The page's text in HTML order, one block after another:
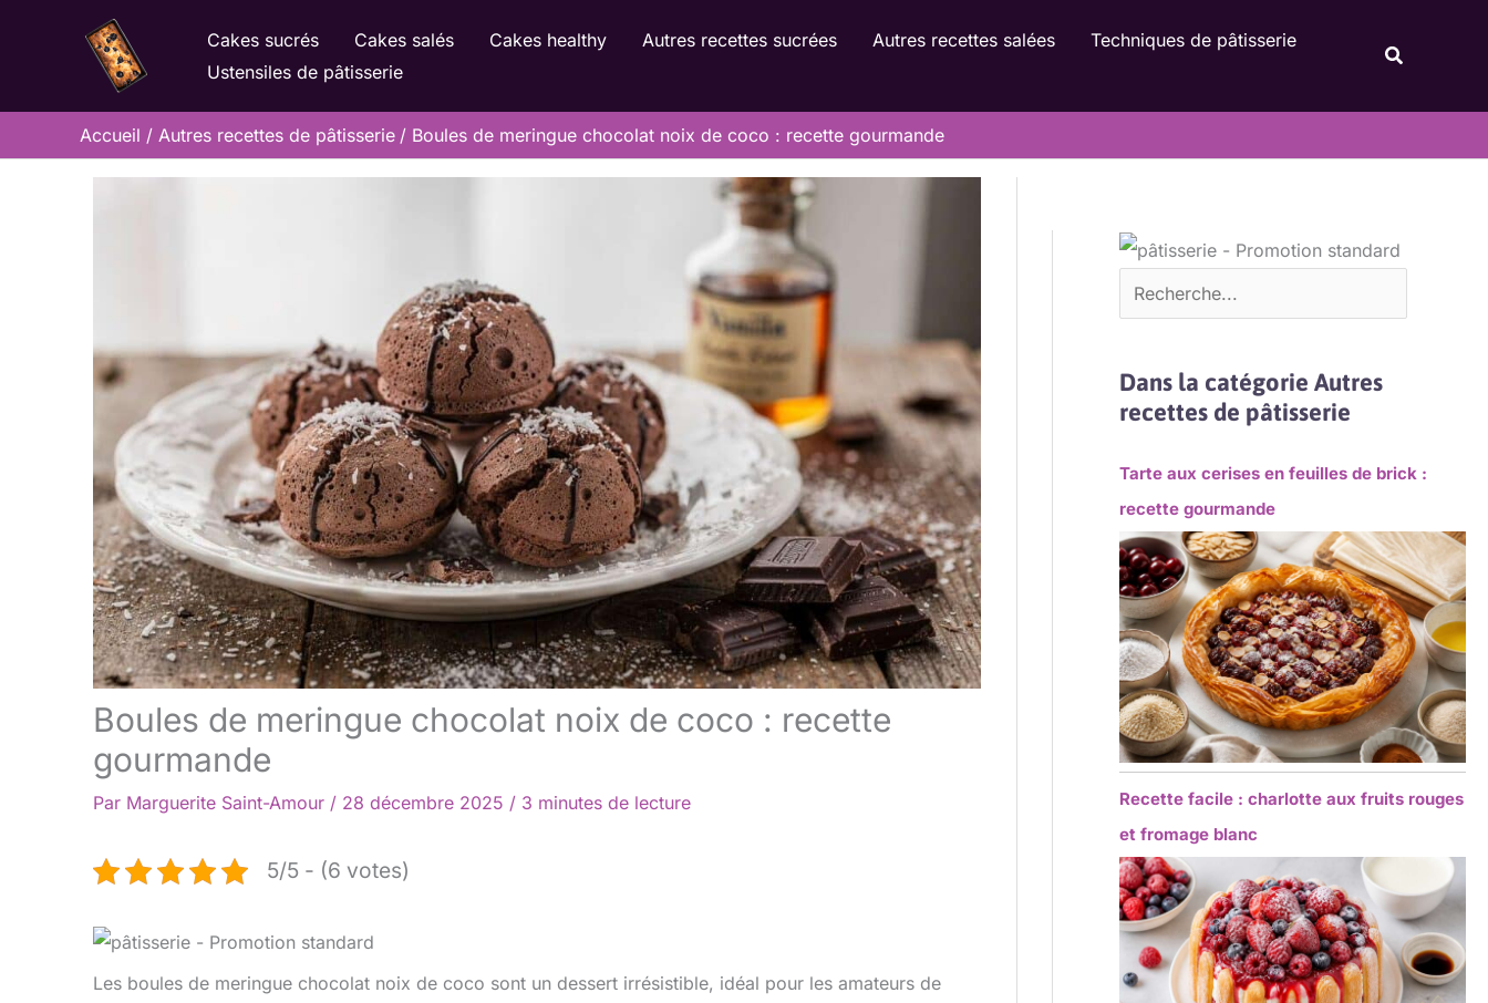
Cakes sucrés Cakes salés Cakes healthy Autres recettes sucrées Autres recettes salées
Techniques de pâtisserie
Ustensiles de pâtisserie
Accueil Autres recettes de pâtisserie Boules de meringue chocolat noix de coco : recette gourmande
Boules de meringue chocolat noix de coco : recette
gourmande
Par Marguerite Saint-Amour / 28 décembre 2025 / 3 minutes de lecture
5/5 - (6 votes)
Les boules de meringue chocolat noix de coco sont un dessert irrésistible, idéal pour les amateurs de
Dans la catégorie Autres
recettes de pâtisserie
Tarte aux cerises en feuilles de brick :
recette gourmande
Recette facile : charlotte aux fruits rouges
et fromage blanc